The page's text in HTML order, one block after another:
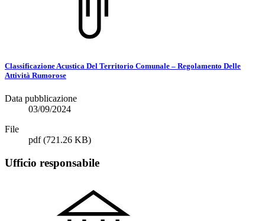
Classificazione Acustica Del Territorio Comunale – Regolamento Delle
Attività Rumorose
Data pubblicazione
03/09/2024
File
pdf(721.26 KB)
Ufficio responsabile